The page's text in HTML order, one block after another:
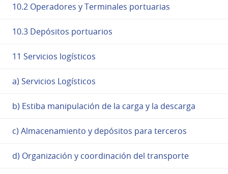
10.2 Operadores y Terminales portuarias
10.3 Depósitos portuarios
11 Servicios logísticos
a) Servicios Logísticos
b) Estiba manipulación de la carga y la descarga
c) Almacenamiento y depósitos para terceros
d) Organización y coordinación del transporte